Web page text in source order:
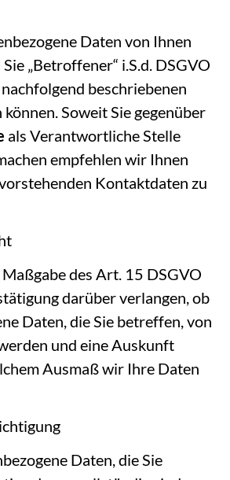
Daten von Ihnen
„Betroffener“ i.S.d. DSGVO
beschriebenen
können. Soweit Sie gegenüber
als Verantwortliche Stelle
empfehlen wir Ihnen
Kontaktdaten zu
des Art. 15 DSGVO
darüber verlangen, ob
Daten, die Sie betreffen, von
und eine Auskunft
Ausmaß wir Ihre Daten
Daten, die Sie